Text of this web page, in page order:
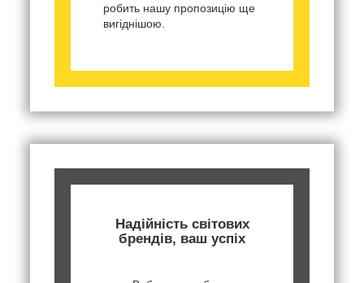
робить нашу пропозицію ще
вигіднішою.
Надійність світових
брендів, ваш успіх